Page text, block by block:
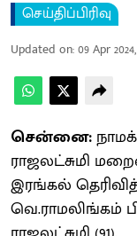
செய்திப்பிரிவு
Updated on:09 Apr
சென்னை:
ராஜலட்சுமி
இரங்கல்
வெ.ராமலிங்கம்